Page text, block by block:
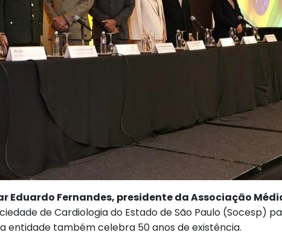
Eduardo Fernandes, presidente da Associação
de Cardiologia do Estado de São Paulo (Socesp)
entidade também celebra 50 anos de existência.